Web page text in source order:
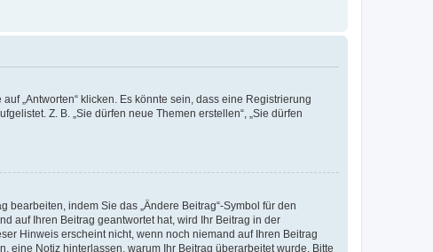
„Antworten“ klicken. Es könnte sein, dass eine Registrierung
Z. B. „Sie dürfen neue Themen erstellen“, „Sie dürfen
indem Sie das „Ändere Beitrag“-Symbol für den
auf Ihren Beitrag geantwortet hat, wird Ihr Beitrag in der
Hinweis erscheint nicht, wenn noch niemand auf Ihren Beitrag
eine Notiz hinterlassen, warum Ihr Beitrag überarbeitet wurde. Bitte